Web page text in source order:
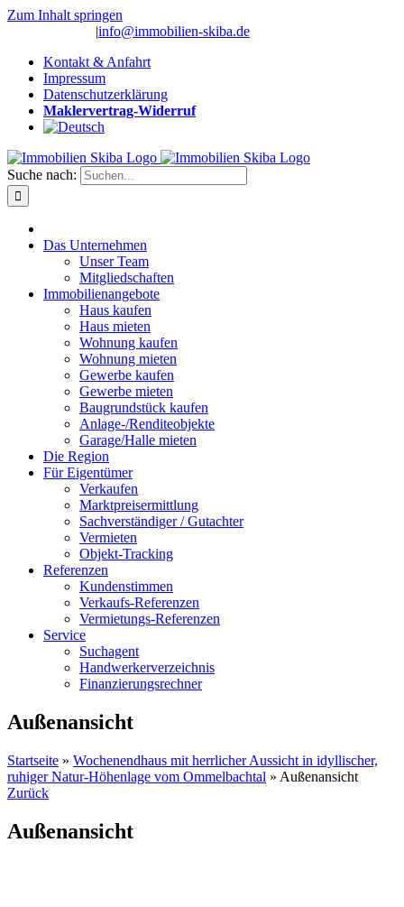
Zum Inhalt springen
|info@immobilien-skiba.de
Kontakt & Anfahrt
Impressum
Datenschutzerklärung
Maklervertrag-Widerruf
Suche nach:
Das Unternehmen
Unser Team
Mitgliedschaften
Immobilienangebote
Haus kaufen
Haus mieten
Wohnung kaufen
Wohnung mieten
Gewerbe kaufen
Gewerbe mieten
Baugrundstück kaufen
Anlage-/Renditeobjekte
Garage/Halle mieten
Die Region
Für Eigentümer
Verkaufen
Marktpreisermittlung
Sachverständiger / Gutachter
Vermieten
Objekt-Tracking
Referenzen
Kundenstimmen
Verkaufs-Referenzen
Vermietungs-Referenzen
Service
Suchagent
Handwerkerverzeichnis
Finanzierungsrechner
Außenansicht
Startseite » Wochenendhaus mit herrlicher Aussicht in idyllischer,
ruhiger Natur-Höhenlage vom Ommelbachtal » Außenansicht
Zurück
Außenansicht